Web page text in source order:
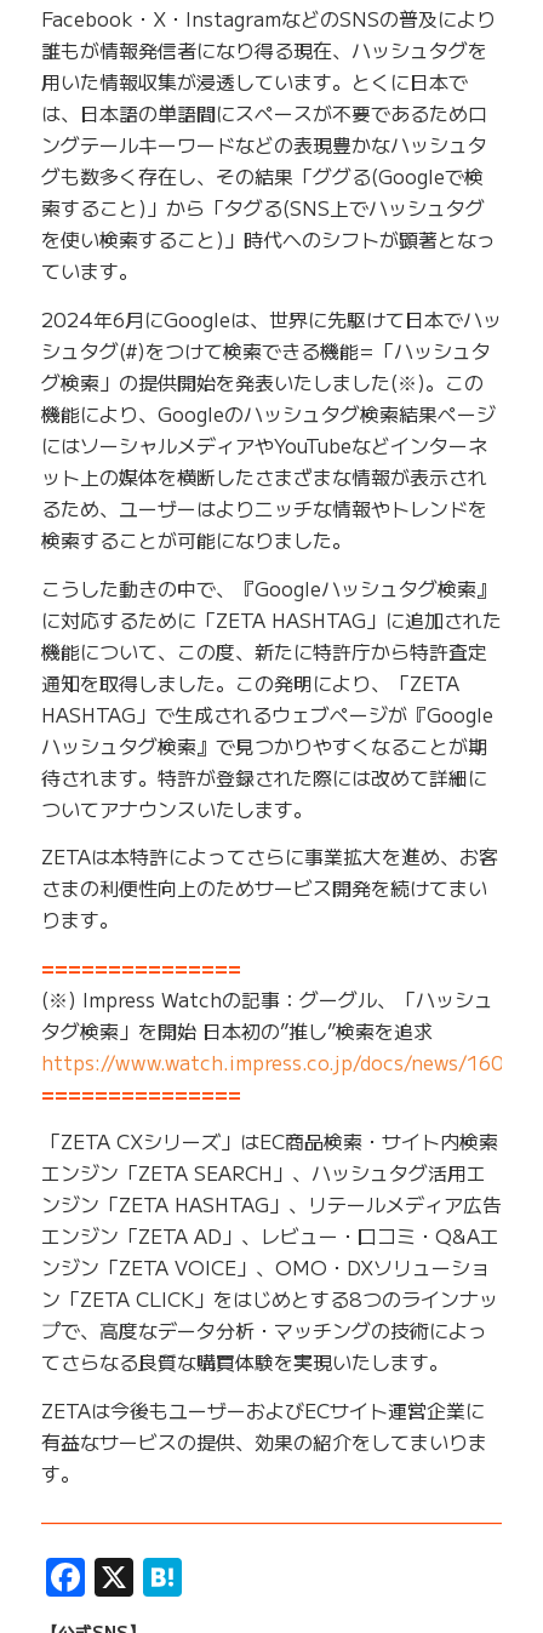
Facebook・X・InstagramなどのSNSの普及により
誰もが情報発信者になり得る現在、ハッシュタグを
用いた情報収集が浸透しています。とくに日本で
は、日本語の単語間にスペースが不要であるためロ
ングテールキーワードなどの表現豊かなハッシュタ
グも数多く存在し、その結果「ググる(Googleで検
索すること)」から「タグる(SNS上でハッシュタグ
を使い検索すること)」時代へのシフトが顕著となっ
ています。
2024年6月にGoogleは、世界に先駆けて日本でハッ
シュタグ(#)をつけて検索できる機能=「ハッシュタ
グ検索」の提供開始を発表いたしました(※)。この
機能により、Googleのハッシュタグ検索結果ページ
にはソーシャルメディアやYouTubeなどインターネ
ット上の媒体を横断したさまざまな情報が表示され
るため、ユーザーはよりニッチな情報やトレンドを
検索することが可能になりました。
こうした動きの中で、『Googleハッシュタグ検索』
に対応するために「ZETA HASHTAG」に追加された
機能について、この度、新たに特許庁から特許査定
通知を取得しました。この発明により、「ZETA
HASHTAG」で生成されるウェブページが『Google
ハッシュタグ検索』で見つかりやすくなることが期
待されます。特許が登録された際には改めて詳細に
ついてアナウンスいたします。
ZETAは本特許によってさらに事業拡大を進め、お客
さまの利便性向上のためサービス開発を続けてまい
ります。
===============
(※) Impress Watchの記事：グーグル、「ハッシュ
タグ検索」を開始 日本初の”推し”検索を追求
https://www.watch.impress.co.jp/docs/news/
===============
「ZETA CXシリーズ」はEC商品検索・サイト内検索
エンジン「ZETA SEARCH」、ハッシュタグ活用エ
ンジン「ZETA HASHTAG」、リテールメディア広告
エンジン「ZETA AD」、レビュー・口コミ・Q&Aエ
ンジン「ZETA VOICE」、OMO・DXソリューショ
ン「ZETA CLICK」をはじめとする8つのラインナッ
プで、高度なデータ分析・マッチングの技術によっ
てさらなる良質な購買体験を実現いたします。
ZETAは今後もユーザーおよびECサイト運営企業に
有益なサービスの提供、効果の紹介をしてまいりま
す。
Facebook
X Hatena